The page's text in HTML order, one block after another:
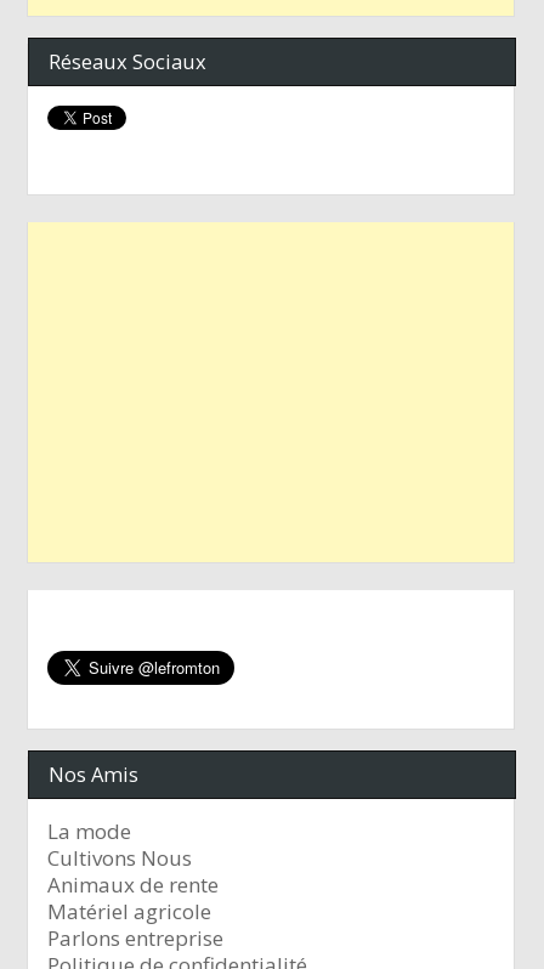
Réseaux Sociaux
Nos Amis
La mode
Cultivons Nous
Animaux de rente
Matériel agricole
Parlons entreprise